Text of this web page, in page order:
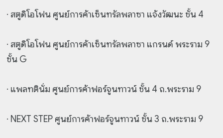
· สตูดิโอโฟน ศูนย์การค้าเซ็นทรัลพลาซา แจ้งวัฒนะ ชั้น 4
· สตูดิโอโฟน ศูนย์การค้าเซ็นทรัลพลาซา แกรนด์ พระราม 9
ชั้น G
· แพลทตินั่ม ศูนย์การค้าฟอร์จูนทาวน์ ชั้น 4 ถ.พระราม 9
· NEXT STEP ศูนย์การค้าฟอร์จูนทาวน์ ชั้น 3 ถ.พระราม 9